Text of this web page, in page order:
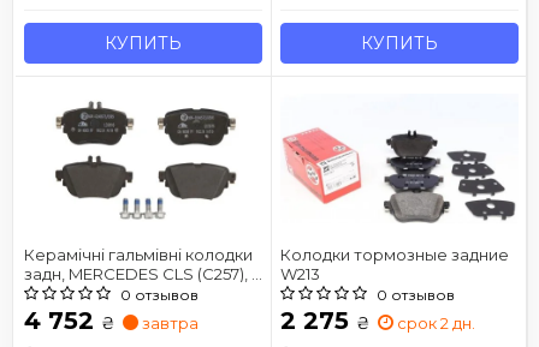
КУПИТЬ КУПИТЬ
Керамічні гальмівні колодки
задн, MERCEDES CLS (C257), E
(A238), E ALL-TERRAIN (S213), E
(C238), E T-MODEL (S213), E
(W213) 1.5-2.0H 01.16-
0 отзывов
4 752 ₴ завтра
Колодки тормозные задние
W213
0 отзывов
2 275 ₴ срок 2 дн.